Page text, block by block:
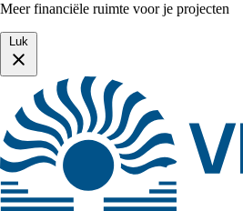
Meer financiële ruimte voor je projecten
Luk